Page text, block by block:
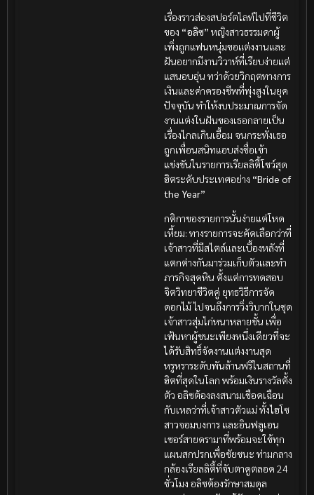
เรื่องราวส่องสปอร์ตไลท์ไปที่ชีวิต
ของ “อลิซ” หญิงสาวธรรมดาผู้
เพิ่งถูกแฟนหนุ่มขอแต่งงานและ
ฝันอยากมีงานวิวาห์ที่เรียบง่ายแต่
แสนอบอุ่น ทว่าด้วยวิกฤตทางการ
เงินและค่าครองชีพที่พุ่งสูงในยุค
ปัจจุบัน ทำให้งบประมาณการจัด
งานแต่งในฝันของเธอกลายเป็น
เรื่องไกลเกินเอื้อม จนกระทั่งเธอ
ถูกเพื่อนสนิทแอบส่งชื่อเข้า
แข่งขันในรายการเรียลลิตี้โชว์สุด
ฮิตระดับประเทศอย่าง “Bride of
the Year”
กติกาของรายการนั้นง่ายแต่โหด
เหี้ยม: ทางรายการจะคัดเลือกว่าที่
เจ้าสาวที่มีสไตล์และเบื้องหลังที่
แตกต่างกันมาร่วมเก็บตัวและทำ
ภารกิจสุดหิน ตั้งแต่การทดสอบ
จิตวิทยาชีวิตคู่ ยุทธวิธีการจัด
ดอกไม้ ไปจนถึงการวิ่งวิบากในชุด
เจ้าสาวสุ่มไก่หนาหลายชั้น เพื่อ
เฟ้นหาผู้ชนะเพียงหนึ่งเดียวที่จะ
ได้รับสิทธิ์จัดงานแต่งงานสุด
หรูหราระดับพันล้านฟรีในสถานที่
ฮิตที่สุดในโลก พร้อมเงินรางวัลตั้ง
ตัว อลิซต้องลงสนามเชือดเฉือน
กับเหลว่าที่เจ้าสาวตัวแม่ ทั้งไฮโซ
สาวจอมบงการ และอินฟลูเอน
เซอร์สายดรามาที่พร้อมจะใช้ทุก
แผนสกปรกเพื่อชัยชนะ ท่ามกลาง
กล้องเรียลลิตี้ที่จับตาดูตลอด 24
ชั่วโมง อลิซต้องรักษาสมดุล